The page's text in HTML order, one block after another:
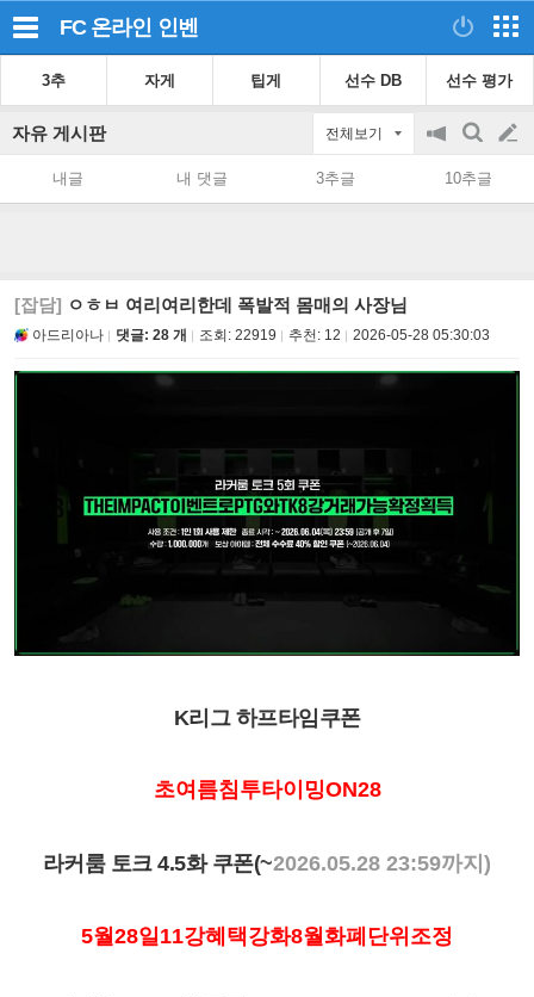
FC 온라인 인벤
3추 자게 팁게 선수 DB 선수 평가
자유 게시판 전체보기
공
지
on/off
검
색
글
쓰
내글 내 댓글 3추글 10추글
[잡담] ㅇㅎㅂ 여리여리한데 폭발적 몸매의 사장님
아드리아나 댓글: 28 개 조회: 22919 추천: 12 2026-05-28 05:30:03
K리그 하프타임쿠폰
초여름침투타이밍ON28
라커룸 토크 4.5화 쿠폰(~2026.05.28 23:59까지)
5월28일11강혜택강화8월화폐단위조정